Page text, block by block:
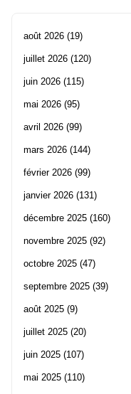
août 2026 (19)
juillet 2026 (120)
juin 2026 (115)
mai 2026 (95)
avril 2026 (99)
mars 2026 (144)
février 2026 (99)
janvier 2026 (131)
décembre 2025 (160)
novembre 2025 (92)
octobre 2025 (47)
septembre 2025 (39)
août 2025 (9)
juillet 2025 (20)
juin 2025 (107)
mai 2025 (110)